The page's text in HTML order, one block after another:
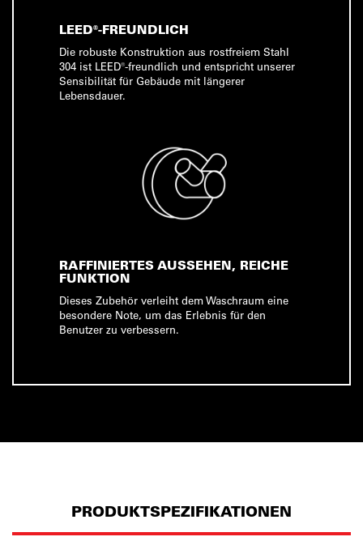
LEED®-FREUNDLICH
Die robuste Konstruktion aus rostfreiem Stahl
304 ist LEED®-freundlich und entspricht unserer
Sensibilität für Gebäude mit längerer
Lebensdauer.
RAFFINIERTES AUSSEHEN, REICHE
FUNKTION
Dieses Zubehör verleiht dem Waschraum eine
besondere Note, um das Erlebnis für den
Benutzer zu verbessern.
PRODUKTSPEZIFIKATIONEN